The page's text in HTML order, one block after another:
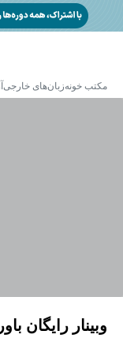
مکتب خونهزبان‌های خارجی
وبینار رایگان